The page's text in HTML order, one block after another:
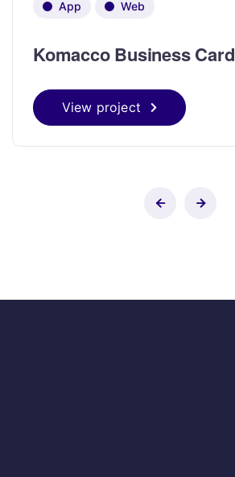
App Web
Komacco Business Card
View project